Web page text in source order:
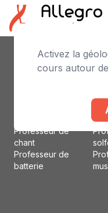
Activez la
cours autour
Professeur de
Professeur de
chant
Professeur de
batterie